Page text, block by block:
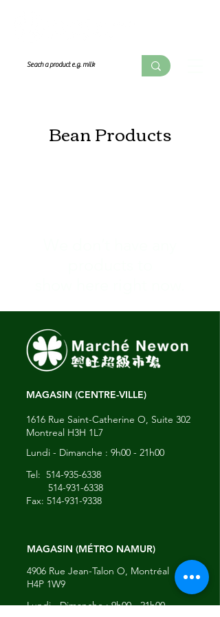
Bean Products
MAGASIN (CENTRE-VILLE)
1616 Rue Saint-Catherine O, Suite 302
Montreal H3H 1L7
​Lundi - Dimanche : 9h00 - 21h00
Tel: 514-935-6338
514-931-6338
Fax: 514-931-9338
MAGASIN (MÉTRO NAMUR)
4906 Rue Jean-Talon O, Montréal
H4P 1W9
​Lundi - Dimanche : 9h00 - 21h00